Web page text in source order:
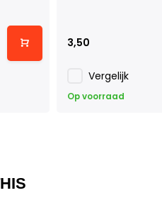
3,50
Vergelijk
Op voorraad